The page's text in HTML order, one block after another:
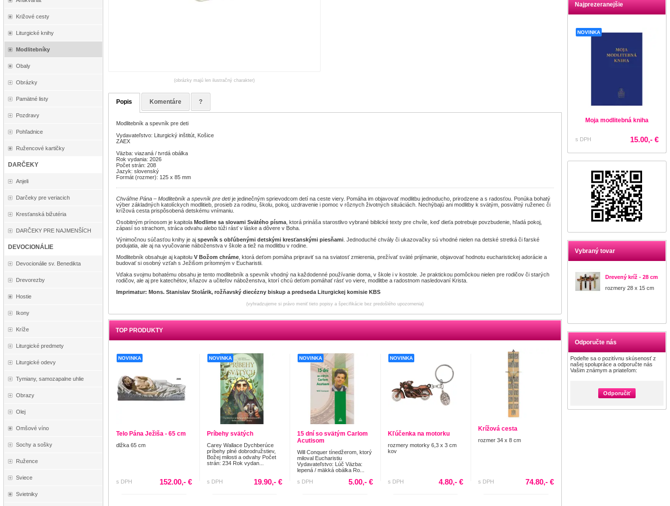
Križové cesty
Liturgické knihy
Modlitebníky
Obaly
Obrázky
Pamätné listy
Pozdravy
Pohľadnice
Ružencové kartičky
DARČEKY
Anjeli
Darčeky pre veriacich
Kresťanská bižutéria
DARČEKY PRE NAJMENŠÍCH
DEVOCIONÁLIE
Devocionálie sv. Benedikta
Drevorezby
Hostie
Ikony
Kríže
Liturgické predmety
Liturgické odevy
Tymiany, samozapalne uhlie
Obrazy
Olej
Omšové víno
Sochy a sošky
Ružence
Sviece
Svietniky
Najprezeranejšie
NOVINKA
Moja modlitebná kniha
s DPH 15.00,- €
Vybraný tovar
Drevený kríž - 28 cm
rozmery 28 x 15 cm
Odporučte nás
Podeľte sa o pozitívnu skúsenosť z
našej spolupráce a odporučte nás
Vašim známym a priateľom:
Odporučiť
(obrázky majú len ilustračný charakter)
Popis Komentáre ?
Modlitebník a spevník pre deti
Vydavateľstvo: Liturgický inštitút, Košice
ZAEX
Väzba: viazaná / tvrdá obálka
Rok vydania: 2026
Počet strán: 208
Jazyk: slovenský
Formát (rozmer): 125 x 85 mm
Chváľme Pána – Modlitebník a spevník pre detije jedinečným sprievodcom detí na ceste viery. Pomáha im objavovať modlitbu jednoducho, prirodzene a s radosťou. Ponúka bohatý
výber základných katolíckych modlitieb, prosieb za rodinu, školu, pokoj, uzdravenie i pomoc v rôznych životných situáciách. Nechýbajú ani modlitby k svätým, posvätný ruženec či
krížová cesta prispôsobená detskému vnímaniu.
Osobitným prínosom je kapitola Modlime sa slovami Svätého písma , ktorá prináša starostlivo vybrané biblické texty pre chvíle, keď dieťa potrebuje povzbudenie, hľadá pokoj,
zápasí so strachom, stráca odvahu alebo túži rásť v láske a dôvere v Boha.
Výnimočnou súčasťou knihy je ajspevník s obľúbenými detskými kresťanskými piesňami . Jednoduché chvály či ukazovačky sú vhodné nielen na detské stretká či farské
podujatia, ale aj na vyučovanie náboženstva v škole a tiež na modlitbu v rodine.
Modlitebník obsahuje aj kapitoluV Božom chráme , ktorá deťom pomáha pripraviť sa na sviatosť zmierenia, prežívať sväté prijímanie, objavovať hodnotu eucharistickej adorácie a
budovať si osobný vzťah s Ježišom prítomným v Eucharistii.
Vďaka svojmu bohatému obsahu je tento modlitebník a spevník vhodný na každodenné používanie doma, v škole i v kostole. Je praktickou pomôckou nielen pre rodičov či starých
rodičov, ale aj pre katechétov, kňazov a učiteľov náboženstva, ktorí chcú deťom pomáhať rásť vo viere, modlitbe a radostnom nasledovaní Krista.
Imprimatur: Mons. Stanislav Stolárik, rožňavský diecézny biskup a predseda Liturgickej komisie KBS
(vyhradzujeme si právo meniť tieto popisy a špecifikácie bez predošlého upozornenia)
TOP PRODUKTY
NOVINKA
Telo Pána Ježiša - 65 cm
dlžka 65 cm
s DPH 152.00,- €
NOVINKA
Príbehy svätých
Carey Wallace Dychberúce
príbehy plné dobrodružstiev,
Božej milosti a odvahy Počet
strán: 234 Rok vydan...
s DPH 19.90,- €
NOVINKA
15 dní so svätým Carlom
Acutisom
Will Conquer tínedžerom, ktorý
miloval Eucharistiu
Vydavateľstvo: Lúč Väzba:
lepená / mäkká obálka Ro...
s DPH
5.00,- €
NOVINKA
Kľúčenka na motorku
rozmery motorky 6,3 x 3 cm
kov
s DPH 4.80,- €
Krížová cesta
rozmer 34 x 8 cm
s DPH 74.80,- €